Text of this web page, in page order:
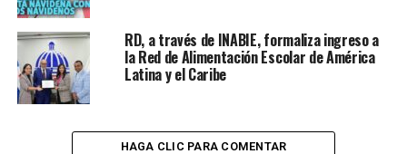
RD, a través de INABIE, formaliza ingreso a
la Red de Alimentación Escolar de América
Latina y el Caribe
HAGA CLIC PARA COMENTAR